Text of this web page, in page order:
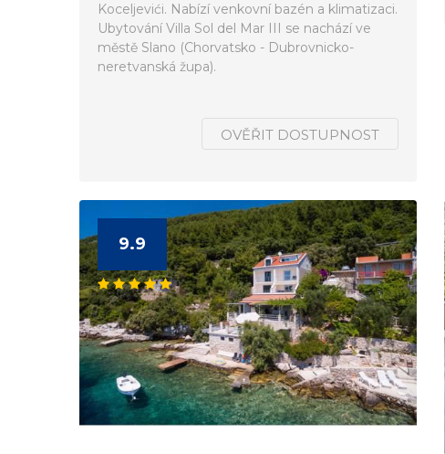
Koceljevići. Nabízí venkovní bazén a klimatizaci.
Ubytování Villa Sol del Mar III se nachází ve
městě Slano (Chorvatsko - Dubrovnicko-
neretvanská župa).
OVĚŘIT DOSTUPNOST
9.9